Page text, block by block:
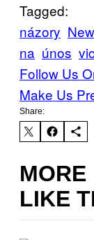
Tagged:
názory
na únos
Follow Us
Make Us
Share:
MORE
LIKE